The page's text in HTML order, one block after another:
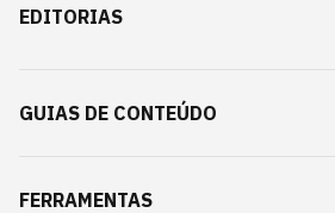
EDITORIAS
GUIAS DE CONTEÚDO
FERRAMENTAS